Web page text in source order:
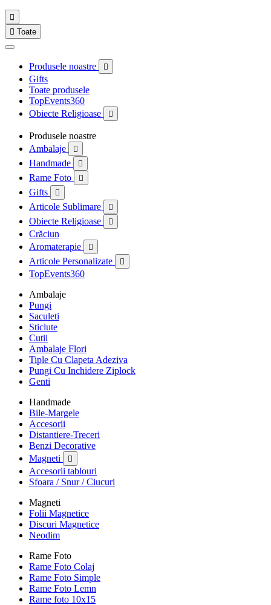

 Toate
Produsele noastre 
Gifts
Toate produsele
TopEvents360
Obiecte Religioase

Produsele noastre
Ambalaje

Handmade 
Rame Foto 
Gifts 
Articole Sublimare 
Obiecte Religioase 
Crăciun
Aromaterapie

Articole Personalizate 
TopEvents360
Ambalaje
Pungi
Saculeti
Sticlute
Cutii
Ambalaje Flori
Tiple Cu Clapeta Adeziva
Pungi Cu Inchidere Ziplock
Genti
Handmade
Bile-Margele
Accesorii
Distantiere-Treceri
Benzi Decorative
Magneti

Accesorii tablouri
Sfoara / Snur / Ciucuri
Magneti
Folii Magnetice
Discuri Magnetice
Neodim
Rame Foto
Rame Foto Colaj
Rame Foto Simple
Rame Foto Lemn
Rame foto 10x15